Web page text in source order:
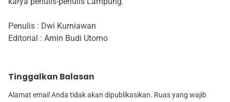
Penulis : Dwi Kurniawan
Editorial : Amin Budi Utomo
Tinggalkan Balasan
Alamat email Anda tidak akan dipublikasikan. Ruas yang wajib